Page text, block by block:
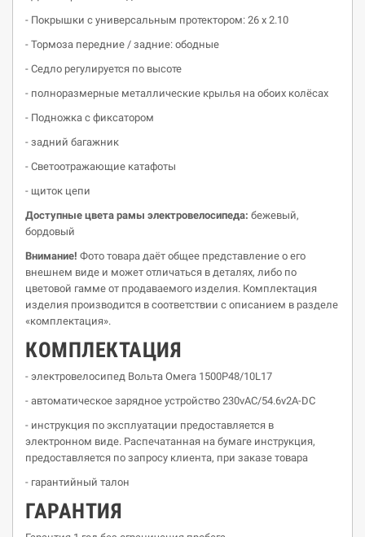
- Покрышки с универсальным протектором: 26 х 2.10
- Тормоза передние / задние: ободные
- Седло регулируется по высоте
- полноразмерные металлические крылья на обоих колёсах
- Подножка с фиксатором
- задний багажник
- Светоотражающие катафоты
- щиток цепи
Доступные цвета рамы электровелосипеда: бежевый,
бордовый
Внимание! Фото товара даёт общее представление о его
внешнем виде и может отличаться в деталях, либо по
цветовой гамме от продаваемого изделия. Комплектация
изделия производится в соответствии с описанием в разделе
«комплектация».
КOМПЛЕКТАЦИЯ
- электровелосипед Вольта Омега 1500P48/10L17
- автоматическое зарядное устройство 230vАС/54.6v2A-DC
- инструкция по эксплуатации предоставляется в
электронном виде. Распечатанная на бумаге инструкция,
предоставляется по запросу клиента, при заказе товара
- гарантийный талон
ГАРАНТИЯ